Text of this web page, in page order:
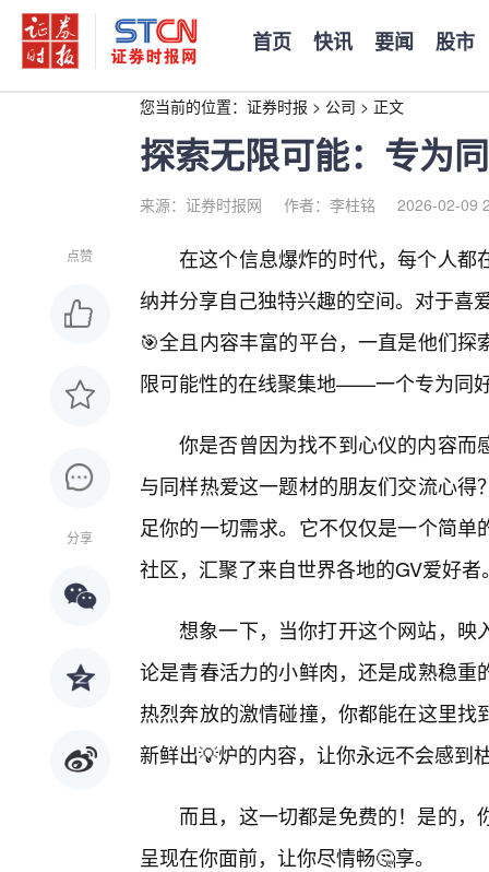
首页 快讯 要闻 股市
您当前的位置： 证券时报 > 公司 > 正文
探索无限可能：专为
来源：证券时报网 作者：李柱铭 2026-02-09
点赞
分享
在这个信息爆炸的时代，每个人都
纳并分享自己独特兴趣的空间。对于喜
🎯全且内容丰富的平台，一直是他们
限可能性的在线聚集地——一个专为同
你是否曾因为找不到心仪的内容而
与同样热爱这一题材的朋友们交流心
足你的一切需求。它不仅仅是一个简
社区，汇聚了来自世界各地的GV爱好者
想象一下，当你打开这个网站，映
论是青春活力的小鲜肉，还是成熟稳
热烈奔放的激情碰撞，你都能在这里
新鲜出💡炉的内容，让你永远不会感到
而且，这一切都是免费的！是的
呈现在你面前，让你尽情畅🤔享。